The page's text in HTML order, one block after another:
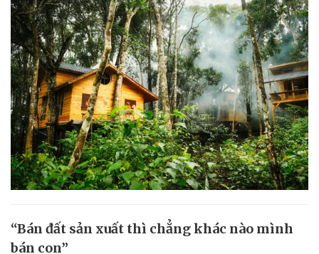
“Bán đất sản xuất thì chẳng khác nào mình
bán con”